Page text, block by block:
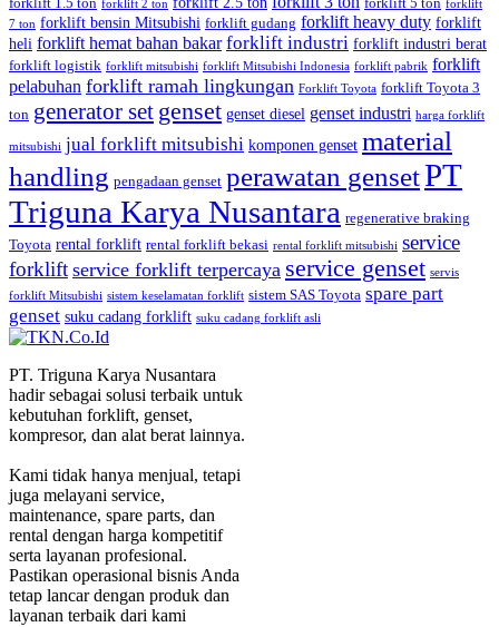
forklift 1.5 ton forklift 2 ton forklift 5 ton forklift
7 ton forklift bensin Mitsubishi forklift gudang forklift heavy duty forklift
heli forklift hemat bahan bakar forklift industri forklift industri berat
forklift logistik forklift mitsubishi forklift Mitsubishi Indonesia forklift pabrik forklift
pelabuhan forklift ramah lingkungan Forklift Toyota forklift Toyota 3
ton generator set genset genset diesel genset industri harga forklift
mitsubishi jual forklift mitsubishi komponen genset material
handling pengadaan genset perawatan gensetPT
Triguna Karya Nusantara regenerative braking
Toyota rental forklift rental forklift bekasi rental forklift mitsubishi service
forklift service forklift terpercaya service genset servis
forklift Mitsubishi sistem keselamatan forklift sistem SAS Toyota spare part
genset suku cadang forklift suku cadang forklift asli
PT. Triguna Karya Nusantara
hadir sebagai solusi terbaik untuk
kebutuhan forklift, genset,
kompresor, dan alat berat lainnya.
Kami tidak hanya menjual, tetapi
juga melayani service,
maintenance, spare parts, dan
rental dengan harga kompetitif
serta layanan profesional.
Pastikan operasional bisnis Anda
tetap lancar dengan produk dan
layanan terbaik dari kami